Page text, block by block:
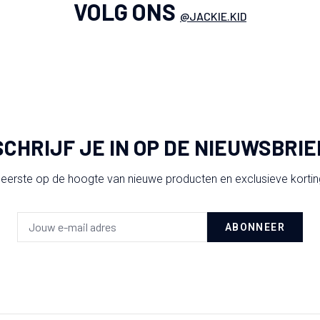
VOLG ONS @JACKIE.KID
JE IN OP DE
op de hoogte van nieuwe producten en exclusieve
ABONNEER